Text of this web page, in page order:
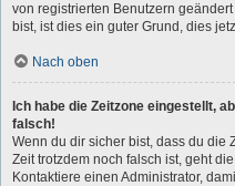
von registrierten Benutzern
bist, ist dies ein guter Grund, dies
Nach oben
Ich habe die Zeitzone eingestellt,
falsch!
Wenn du dir sicher bist, dass du die
Zeit trotzdem noch falsch ist, geht
Kontaktiere einen Administrator,